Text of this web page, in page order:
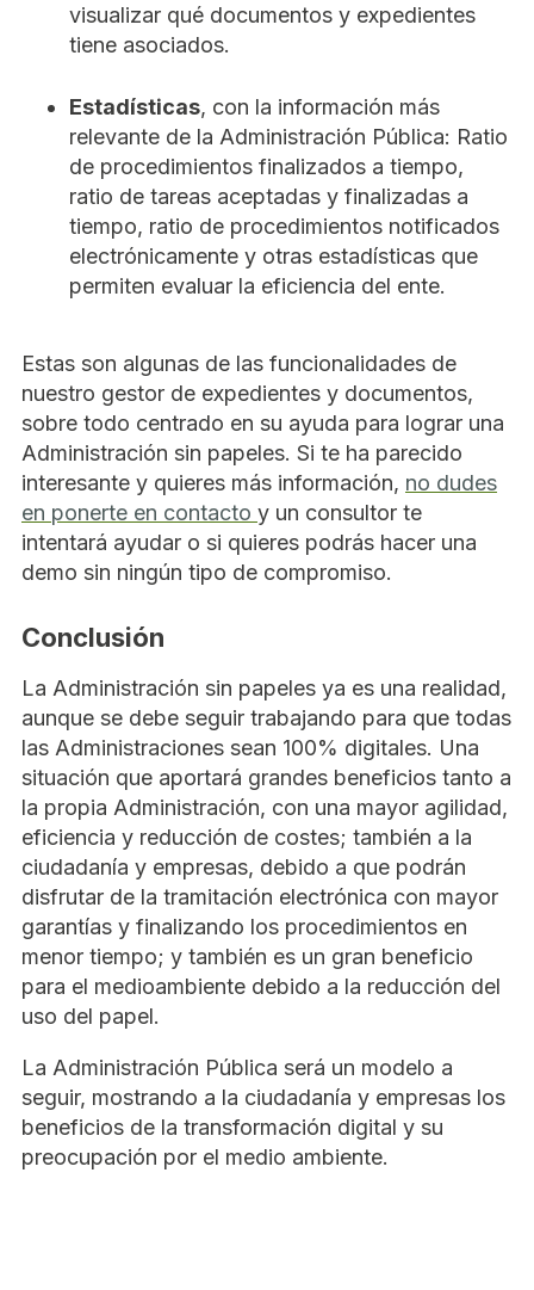
visualizar qué documentos y expedientes
tiene asociados.
Estadísticas, con la información más
relevante de la Administración Pública: Ratio
de procedimientos finalizados a tiempo,
ratio de tareas aceptadas y finalizadas a
tiempo, ratio de procedimientos notificados
electrónicamente y otras estadísticas que
permiten evaluar la eficiencia del ente.
Estas son algunas de las funcionalidades de
nuestro gestor de expedientes y documentos,
sobre todo centrado en su ayuda para lograr una
Administración sin papeles. Si te ha parecido
interesante y quieres más información, no dudes
en ponerte en contacto y un consultor te
intentará ayudar o si quieres podrás hacer una
demo sin ningún tipo de compromiso.
Conclusión
La Administración sin papeles ya es una realidad,
aunque se debe seguir trabajando para que todas
las Administraciones sean 100% digitales. Una
situación que aportará grandes beneficios tanto a
la propia Administración, con una mayor agilidad,
eficiencia y reducción de costes; también a la
ciudadanía y empresas, debido a que podrán
disfrutar de la tramitación electrónica con mayor
garantías y finalizando los procedimientos en
menor tiempo; y también es un gran beneficio
para el medioambiente debido a la reducción del
uso del papel.
La Administración Pública será un modelo a
seguir, mostrando a la ciudadanía y empresas los
beneficios de la transformación digital y su
preocupación por el medio ambiente.